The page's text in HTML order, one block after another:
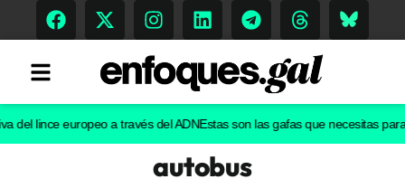
lince europeo a través del ADNEstas son las gafas que necesitas para
autobus